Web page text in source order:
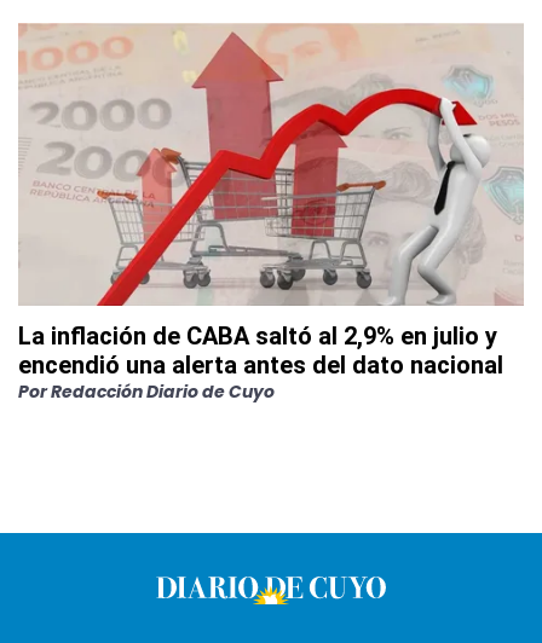
La inflación de CABA saltó al 2,9% en julio y
encendió una alerta antes del dato nacional
PorRedacción Diario de Cuyo